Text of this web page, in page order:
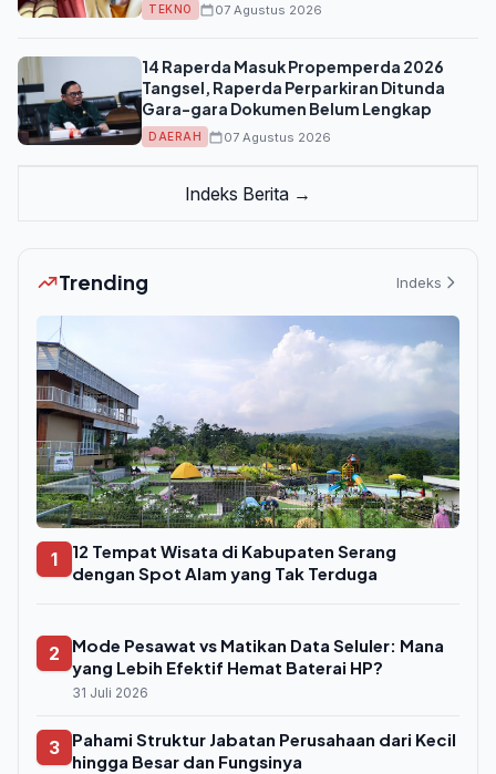
TEKNO 07 Agustus 2026
14 Raperda Masuk Propemperda 2026
Tangsel, Raperda Perparkiran Ditunda
Gara-gara Dokumen Belum Lengkap
DAERAH 07 Agustus 2026
Indeks Berita →
Trending Indeks
1
12 Tempat Wisata di Kabupaten Serang
dengan Spot Alam yang Tak Terduga
2
Mode Pesawat vs Matikan Data Seluler: Mana
yang Lebih Efektif Hemat Baterai HP?
31 Juli 2026
3
Pahami Struktur Jabatan Perusahaan dari Kecil
hingga Besar dan Fungsinya